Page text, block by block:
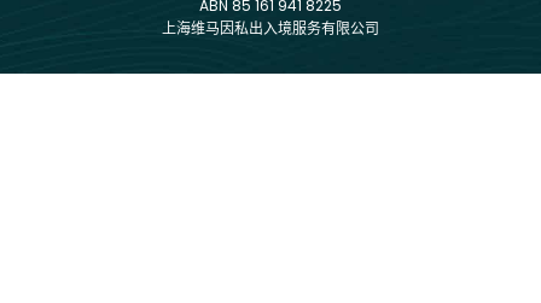
ABN 85 161 941 8225
上海维马因私出入境服务有限公司